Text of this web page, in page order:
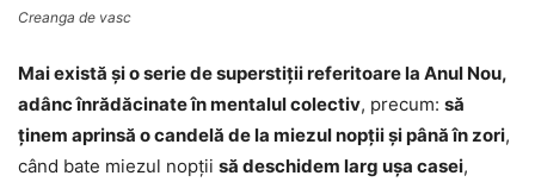
Creanga de vasc
Mai există şi o serie de superstiţii referitoare la Anul Nou,
adânc înrădăcinate în mentalul colectiv, precum: să
ţinem aprinsă o candelă de la miezul nopţii şi până în zori,
când bate miezul nopţii să deschidem larg uşa casei,